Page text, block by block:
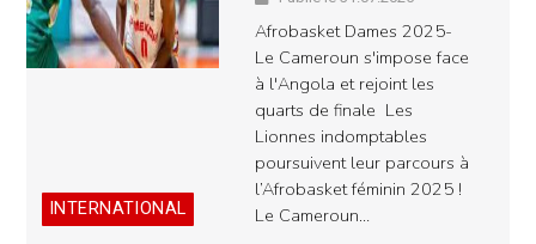
INTERNATIONAL
Afrobasket Dames 2025-
Le Cameroun s'impose face
à l'Angola et rejoint les
quarts de finale Les
Lionnes indomptables
poursuivent leur parcours à
l’Afrobasket féminin 2025 !
Le Cameroun…